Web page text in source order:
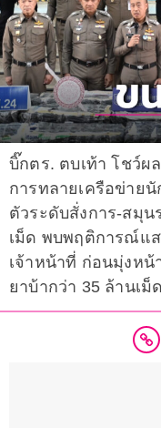
บิ๊กตร. ตบเท้า โชว์ผ
การทลายเครือข่าย
ตัวระดับสั่งการ-สมุ
เม็ด พบพฤติการณ์แส
เจ้าหน้าที่ ก่อนมุ่งหน้
ยาบ้ากว่า 35 ล้านเ